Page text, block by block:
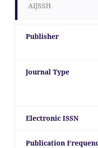
AIJSSH
Publisher
Journal Type
Electronic ISSN
Publication